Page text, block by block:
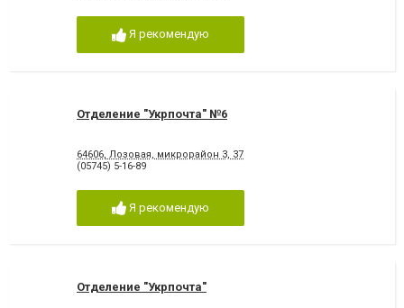
Я рекомендую
Отделение "Укрпочта" №6
64606, Лозовая, микрорайон 3, 37
(05745) 5-16-89
Я рекомендую
Отделение "Укрпочта"